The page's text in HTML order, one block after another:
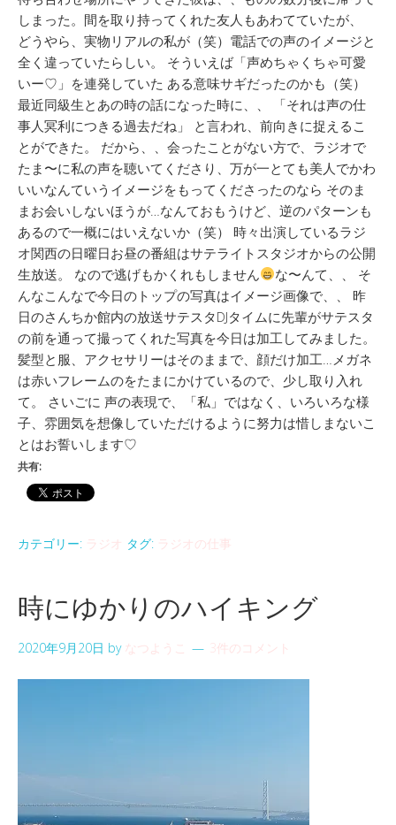
しまった。間を取り持ってくれた友人もあわてていたが、
どうやら、実物リアルの私が（笑）電話での声のイメージと
全く違っていたらしい。 そういえば「声めちゃくちゃ可愛
いー♡」を連発していた ある意味サギだったのかも（笑）
最近同級生とあの時の話になった時に、、 「それは声の仕
事人冥利につきる過去だね」 と言われ、前向きに捉えるこ
とができた。 だから、、会ったことがない方で、ラジオで
たま〜に私の声を聴いてくださり、万が一とても美人でかわ
いいなんていうイメージをもってくださったのなら そのま
まお会いしないほうが…なんておもうけど、逆のパターンも
あるので一概にはいえないか（笑） 時々出演しているラジ
オ関西の日曜日お昼の番組はサテライトスタジオからの公開
生放送。 なので逃げもかくれもしません
な〜んて、、 そ
んなこんなで今日のトップの写真はイメージ画像で、、 昨
日のさんちか館内の放送サテスタDJタイムに先輩がサテスタ
の前を通って撮ってくれた写真を今日は加工してみました。
髪型と服、アクセサリーはそのままで、顔だけ加工…メガネ
は赤いフレームのをたまにかけているので、少し取り入れ
て。 さいごに 声の表現で、「私」ではなく、いろいろな様
子、雰囲気を想像していただけるように努力は惜しまないこ
とはお誓いします♡
共有:
カテゴリー: ラジオ タグ: ラジオの仕事
時にゆかりのハイキング
2020年9月20日 by なつようこ 3件のコメント